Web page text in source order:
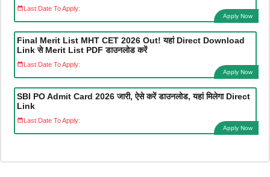
Last Date To Apply:
Apply Now
Final Merit List MHT CET 2026 Out! यहां Direct Download
Link से Merit List PDF डाउनलोड करें
Last Date To Apply:
Apply Now
SBI PO Admit Card 2026 जारी, ऐसे करें डाउनलोड, यहां मिलेगा Direct
Link
Last Date To Apply:
Apply Now